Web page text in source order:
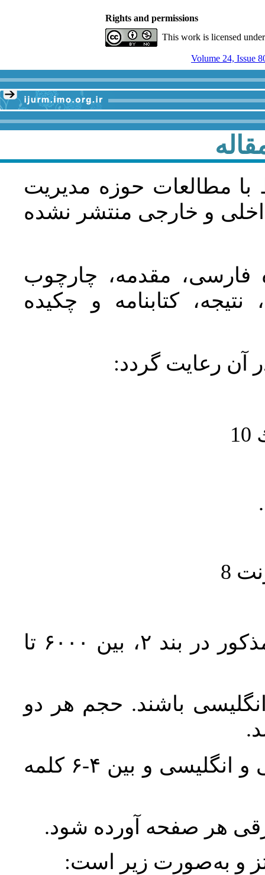
Rights and permissions
This work is licensed
Volume 24, Issue
با مطالعات حوزه مديريت
و خارجی منتشر نشده
فارسی، مقدمه، چارچوب
کتابنامه و چکیده
آن رعايت گردد:
حجم کل مقاله با احتساب تمام بخش‌های مذکور در بند ۲، بین ۶۰۰۰ تا
باشند. حجم هر دو
واژگان کلیدی بلافاصله پس از چکیده فارسی و انگلیسی و بین ۴-۶ کلمه
هر صفحه آورده شود.
و به‌صورت زیر است: